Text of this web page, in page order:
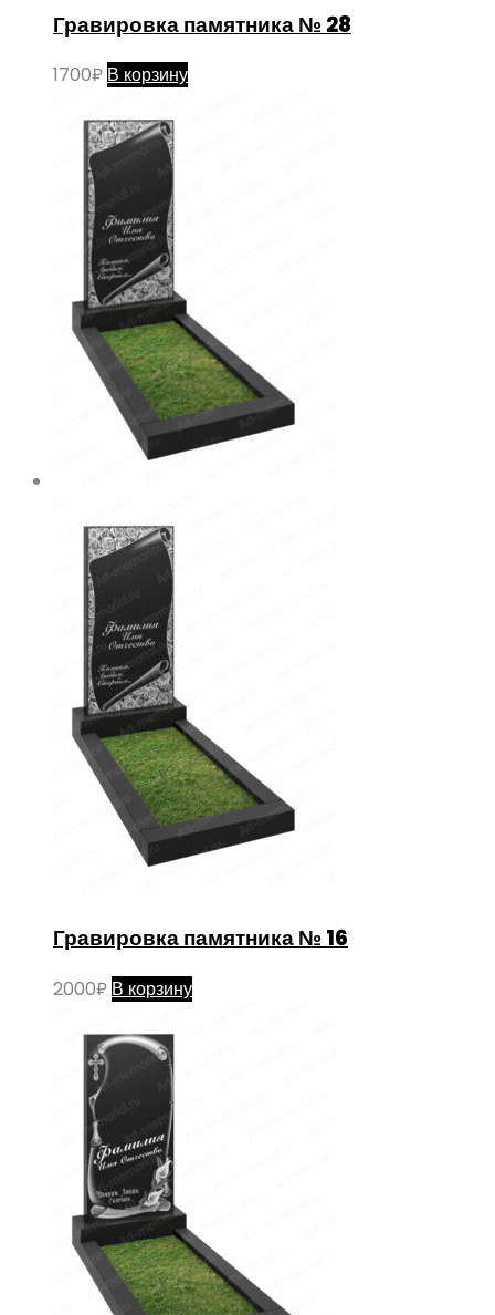
Гравировка памятника № 28
1700₽ В корзину
Гравировка памятника № 16
2000₽ В корзину